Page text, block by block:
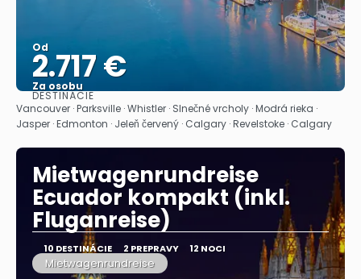
Od
2.717 €
Za osobu
Pozrieť sa
DESTINÁCIE
Vancouver · Parksville · Whistler · Slnečné vrcholy · Modrá rieka ·
Jasper · Edmonton · Jeleň červený · Calgary · Revelstoke · Calgary
Mietwagenrundreise
Ecuador kompakt (inkl.
Fluganreise)
10 DESTINÁCIE 2 PREPRAVY 12 NOCI
Mietwagenrundreise